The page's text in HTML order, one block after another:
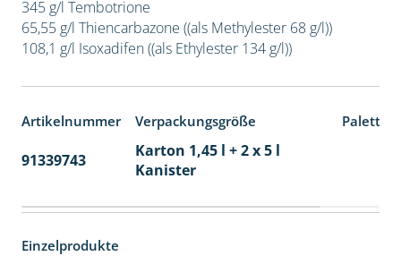
345 g/l Tembotrione
65,55 g/l Thiencarbazone ((als Methylester 68 g/l))
108,1 g/l Isoxadifen ((als Ethylester 134 g/l))
Artikelnummer Verpackungsgröße
91339743
Karton 1,45 l + 2 x 5 l
Kanister
Einzelprodukte